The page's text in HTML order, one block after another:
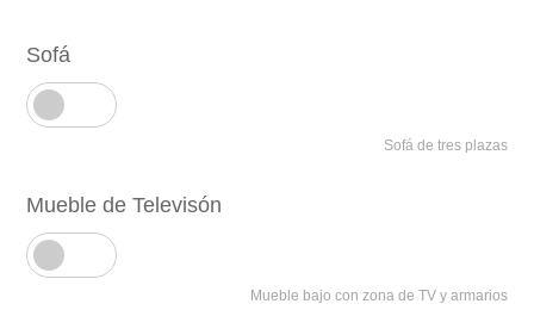
Sofá
Sofá de tres plazas
Mueble de Televisón
Mueble bajo con zona de TV y armarios